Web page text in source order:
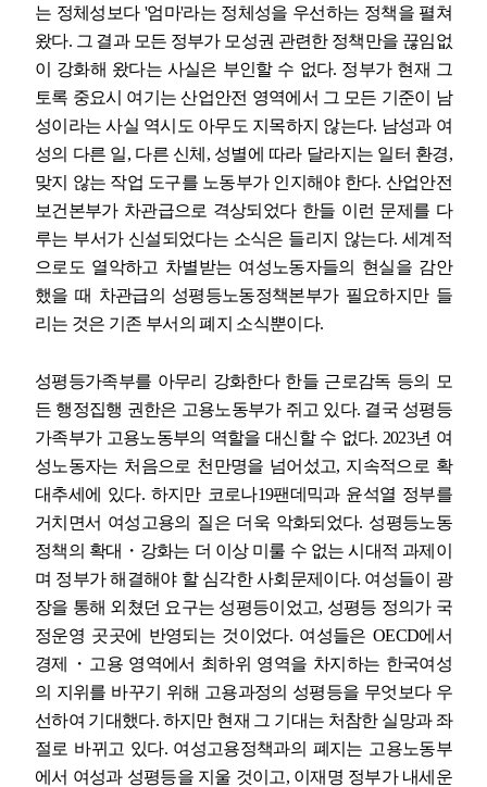
는 정체성보다 '엄마'라는 정체성을 우선하는 정책을 펼쳐
왔다. 그 결과 모든 정부가 모성권 관련한 정책만을 끊임없
이 강화해 왔다는 사실은 부인할 수 없다. 정부가 현재 그
토록 중요시 여기는 산업안전 영역에서 그 모든 기준이 남
성이라는 사실 역시도 아무도 지목하지 않는다. 남성과 여
성의 다른 일, 다른 신체 , 성별에 따라 달라지는 일터 환경,
맞지 않는 작업 도구를 노동부가 인지해야 한다. 산업안전
보건본부가 차관급으로 격상되었다 한들 이런 문제를 다
루는 부서가 신설되었다는 소식은 들리지 않는다. 세계적
으로도 열악하고 차별받는 여성노동자들의 현실을 감안
했을 때 차관급의 성평등노동정책본부가 필요하지만 들
리는 것은 기존 부서의 폐지 소식뿐이다.
성평등가족부를 아무리 강화한다 한들 근로감독 등의 모
든 행정집행 권한은 고용노동부가 쥐고 있다. 결국 성평등
가족부가 고용노동부의 역할을 대신할 수 없다. 2023년 여
성노동자는 처음으로 천만명을 넘어섰고, 지속적으로 확
대추세에 있다. 하지만 코로나19팬데믹과 윤석열 정부를
거치면서 여성고용의 질은 더욱 악화되었다. 성평등노동
정책의 확대 ・ 강화는 더 이상 미룰 수 없는 시대적 과제이
며 정부가 해결해야 할 심각한 사회문제이다. 여성들이 광
장을 통해 외쳤던 요구는 성평등이었고, 성평등 정의가 국
정운영 곳곳에 반영되는 것이었다. 여성들은 OECD에서
경제
・ 고용 영역에서 최하위 영역을 차지하는 한국여성
의 지위를 바꾸기 위해 고용과정의 성평등을 무엇보다 우
선하여 기대했다. 하지만 현재 그 기대는 처참한 실망과 좌
절로 바뀌고 있다. 여성고용정책과의 폐지는 고용노동부
에서 여성과 성평등을 지울 것이고, 이재명 정부가 내세운